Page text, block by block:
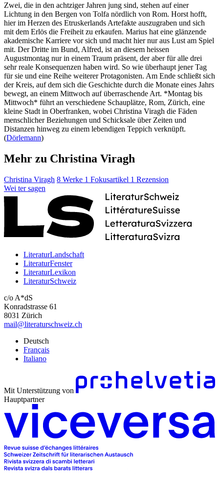
Zwei, die in den achtziger Jahren jung sind, stehen auf einer
Lichtung in den Bergen von Tolfa nördlich von Rom. Horst hofft,
hier im Herzen des Etruskerlands Artefakte auszugraben und sich
mit dem Erlös die Freiheit zu erkaufen. Marius hat eine glänzende
akademische Karriere vor sich und macht hier nur aus Lust am Spiel
mit. Der Dritte im Bund, Alfred, ist an diesem heissen
Augustmontag nur in einem Traum präsent, der aber für alle drei
sehr reale Konsequenzen haben wird. So wie überhaupt jener Tag
für sie und eine Reihe weiterer Protagonisten. Am Ende schließt sich
der Kreis, auf dem sich die Geschichte durch die Monate eines Jahrs
bewegt, an einem Mittwoch auf überraschende Art. *Montag bis
Mittwoch* führt an verschiedene Schauplätze, Rom, Zürich, eine
kleine Stadt in Oberfranken, wobei Christina Viragh die Fäden
menschlicher Beziehungen und Schicksale über Zeiten und
Distanzen hinweg zu einem lebendigen Teppich verknüpft.
(Dörlemann)
Mehr zu Christina Viragh
Christina Viragh 8 Werke 1 Fokusartikel 1 Rezension
Wei ter sagen
LiteraturLandschaft
LiteraturFenster
LiteraturLexikon
LiteraturSchweiz
c/o A*dS
Konradstrasse 61
8031 Zürich
mail@literaturschweiz.ch
Deutsch
Français
Italiano
Mit Unterstützung von
Hauptpartner